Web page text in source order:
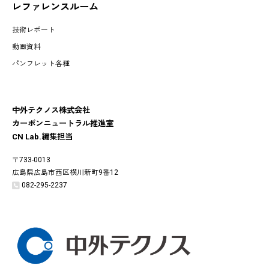
レファレンスルーム
技術レポート
動画資料
パンフレット各種
中外テクノス株式会社
カーボンニュートラル推進室
CN Lab.編集担当
〒733-0013
広島県広島市西区横川新町9番12
082-295-2237